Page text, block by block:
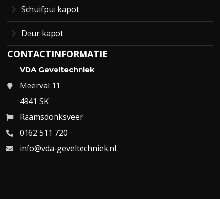
Schuifpui kapot
Deur kapot
CONTACTINFORMATIE
VDA Geveltechniek
Meerval 11
4941 SK
Raamsdonksveer
0162 511 720
info@vda-geveltechniek.nl